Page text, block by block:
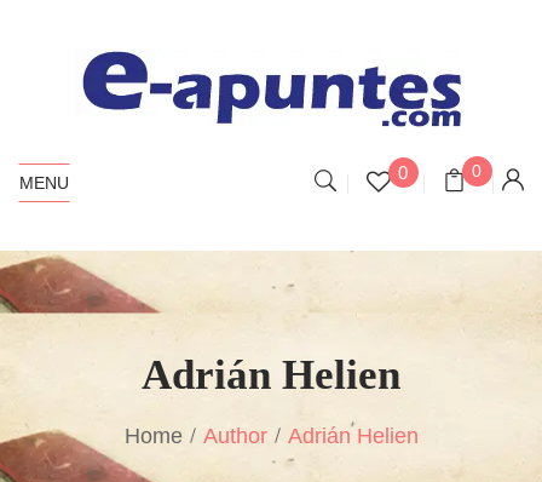
MENU 0 0
Adrián Helien
Home Author Adrián Helien